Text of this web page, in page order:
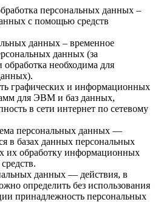
персональных данных –
с помощью средств
данных – временное
данных (за
необходима для
графических и информационных
для ЭВМ и баз данных,
в сети интернет по сетевому
персональных данных —
в базах данных персональных
их обработку информационных
данных — действия, в
определить без использования
принадлежность персональных